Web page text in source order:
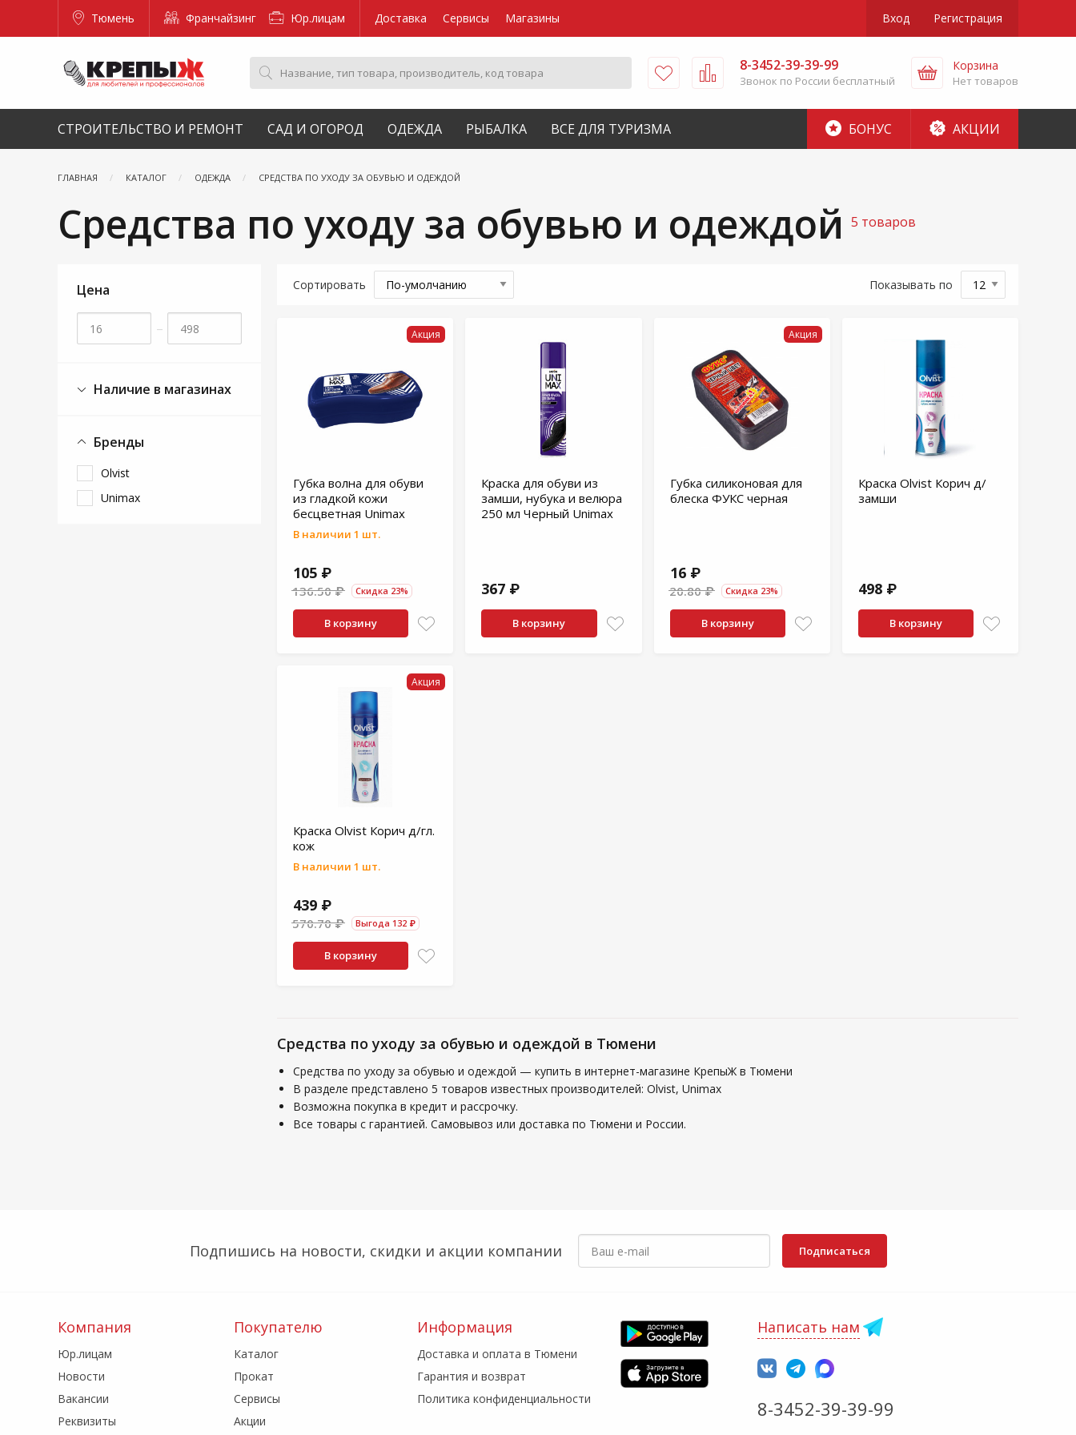
Тюмень Франчайзинг Юр.лицам Доставка Сервисы Магазины Вход Регистрация
8-3452-39-39-99
Звонок по России бесплатный
Корзина
Нет товаров
СТРОИТЕЛЬСТВО И РЕМОНТ САД И ОГОРОД ОДЕЖДА РЫБАЛКА ВСЕ ДЛЯ ТУРИЗМА БОНУС АКЦИИ
ГЛАВНАЯ КАТАЛОГ ОДЕЖДА СРЕДСТВА ПО УХОДУ ЗА ОБУВЬЮ И ОДЕЖДОЙ
Средства по уходу за обувью и одеждой 5 товаров
Цена
–
Наличие в магазинах
Бренды
Olvist
Unimax
Сортировать Показывать по
Акция
Губка волна для обуви
из гладкой кожи
бесцветная Unimax
В наличии 1 шт.
105 ₽
136.50 ₽ Скидка 23%
В корзину
Краска для обуви из
замши, нубука и велюра
250 мл Черный Unimax
367 ₽
В корзину
Акция
Губка силиконовая для
блеска ФУКС черная
16 ₽
20.80 ₽ Скидка 23%
В корзину
Краска Olvist Корич д/
замши
498 ₽
В корзину
Акция
Краска Olvist Корич д/гл.
кож
В наличии 1 шт.
439 ₽
570.70 ₽ Выгода 132 ₽
В корзину
Средства по уходу за обувью и одеждой в Тюмени
Средства по уходу за обувью и одеждой — купить в интернет-магазине КрепыЖ в Тюмени
В разделе представлено 5 товаров известных производителей: Olvist, Unimax
Возможна покупка в кредит и рассрочку.
Все товары с гарантией. Самовывоз или доставка по Тюмени и России.
Подпишись на новости, скидки и акции компании Подписаться
Компания
Юр.лицам
Новости
Вакансии
Реквизиты
Покупателю
Каталог
Прокат
Сервисы
Акции
Информация
Доставка и оплата в Тюмени
Гарантия и возврат
Политика конфиденциальности
Написать нам
8-3452-39-39-99